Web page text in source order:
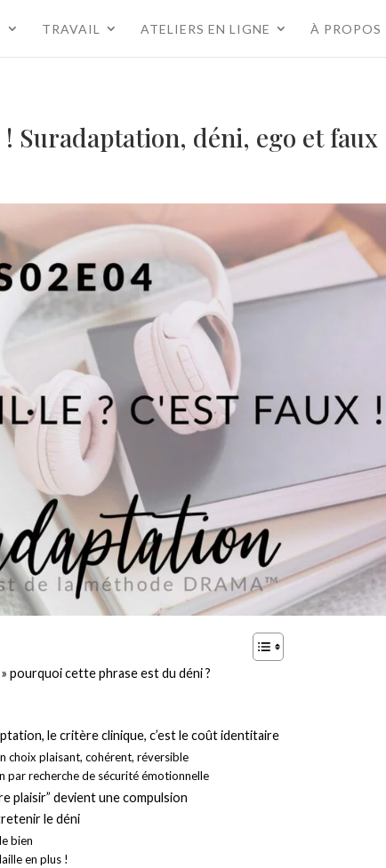
TRAVAIL ATELIERS EN LIGNE À PROPOS
Suradaptation, déni, ego et faux
pourquoi cette phrase est du déni ?
le critère clinique, c’est le coût identitaire
choix plaisant, cohérent, réversible
par recherche de sécurité émotionnelle
plaisir” devient une compulsion
le déni
bien
en plus !